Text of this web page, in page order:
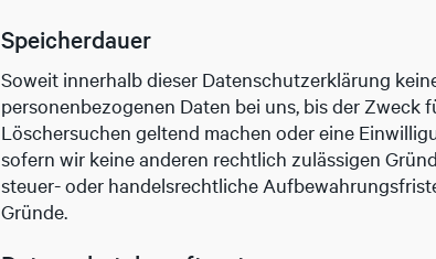
Speicherdauer
Soweit innerhalb dieser Datenschutzerklärung
personenbezogenen Daten bei uns, bis der
Löschersuchen geltend machen oder eine
sofern wir keine anderen rechtlich zulässigen
steuer- oder handelsrechtliche
Gründe.